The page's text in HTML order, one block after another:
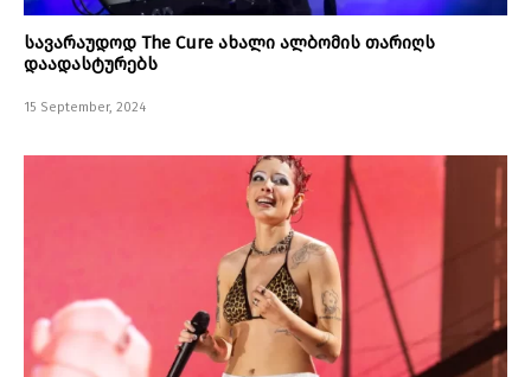
სავარაუდოდ The Cure ახალი ალბომის თარიღს
დაადასტურებს
15 September, 2024